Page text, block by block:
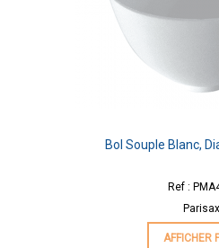
Bol Souple Blanc,
Ref :
Parisax
AFFICHER